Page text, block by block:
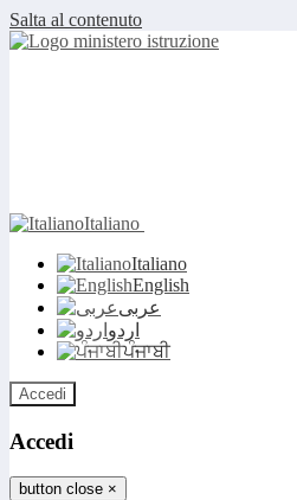
Salta al contenuto
Italiano
Italiano
English
عربى
اردو
ਪੰਜਾਬੀ
Accedi
Accedi
button close ×